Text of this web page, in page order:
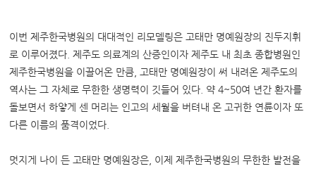
이번 제주한국병원의 대대적인 리모델링은 고태만 명예원장의 진두지휘
로 이루어졌다. 제주도 의료계의 산증인이자 제주도 내 최초 종합병원인
제주한국병원을 이끌어온 만큼, 고태만 명예원장이 써 내려온 제주도의
역사는 그 자체로 무한한 생명력이 깃들어 있다. 약 4~50여 년간 환자를
돌보면서 하얗게 센 머리는 인고의 세월을 버텨내 온 고귀한 연륜이자 또
다른 이름의 품격이었다.
멋지게 나이 든 고태만 명예원장은, 이제 제주한국병원의 무한한 발전을